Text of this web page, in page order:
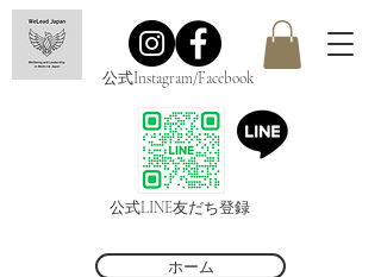
公式Instagram/Facebook
公式LINE友だち登録
ホーム